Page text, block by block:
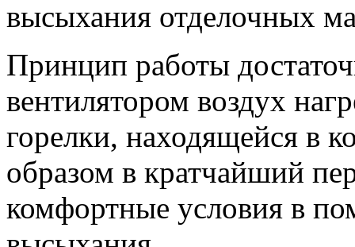
высыхания отделочных
Принцип работы
вентилятором воздух
горелки, находящейся в
образом в кратчайший
комфортные условия в